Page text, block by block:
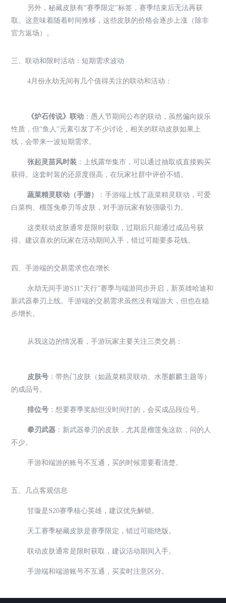
另外，秘藏皮肤有“赛季限定”标签，赛季结束后无法再获
取。这意味着随着时间推移，这些皮肤的价格会逐步上涨（除非
官方返场）。
三、联动和限时活动：短期需求波动
4月份永劫无间有几个值得关注的联动和活动：
《炉石传说》联动 ：愚人节期间公布的联动，虽然偏向娱乐
性质，但“鱼人”元素引发了不少讨论，相关的联动皮肤如果上
线，会带来一波短期需求。
张起灵苗风时装 ：上线露华集市，可以通过抽取或直接购买
获得。这套时装的还原度很高，在玩家社群中评价不错。
蔬菜精灵联动（手游）
：手游端上线了蔬菜精灵联动，可爱
白菜狗、榴莲兔拳刃等皮肤，对手游玩家有较强吸引力。
这类联动皮肤通常是限时获取，过期后只能通过成品号获
得。建议喜欢的玩家在活动期间入手，错过可能要多花钱。
四、手游端的交易需求也在增长
永劫无间手游S11“天行”赛季与端游同步开启，新英雄哈迪和
新武器拳刃上线。手游端的交易需求虽然没有端游大，但也在稳
步增长。
从我这边的情况看，手游玩家主要关注三类交易：
皮肤号 ：带热门皮肤（如蔬菜精灵联动、水墨麒麟主题等）
的成品号。
排位号 ：想要赛季奖励但没时间打的，会买成品段位号。
拳刃武器 ：新武器拳刃的皮肤，尤其是榴莲兔这款，问的人
不少。
手游和端游的账号不互通，买的时候需要看清楚。
五、几点客观信息
甘璇是S20赛季核心英雄，建议优先解锁。
天工赛季秘藏皮肤是赛季限定，错过可能绝版。
联动皮肤通常是限时获取，建议活动期间入手。
手游端和端游账号不互通，买卖时注意区分。